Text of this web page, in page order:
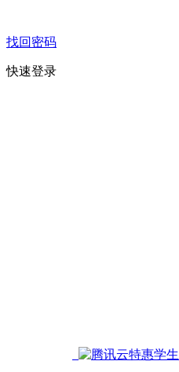
找回密码
快速登录